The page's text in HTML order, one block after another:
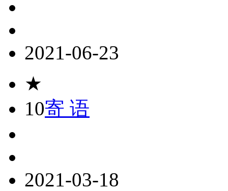
2021-06-23
★
10寄 语
2021-03-18